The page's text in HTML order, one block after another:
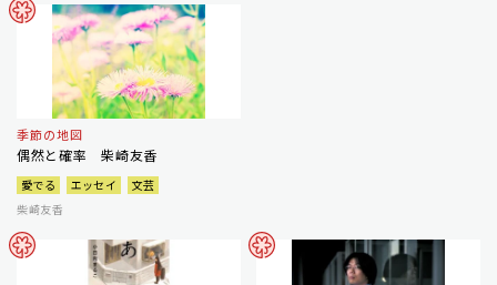
季節の地図
偶然と確率 柴崎友香
愛でる エッセイ
文芸
柴崎友香